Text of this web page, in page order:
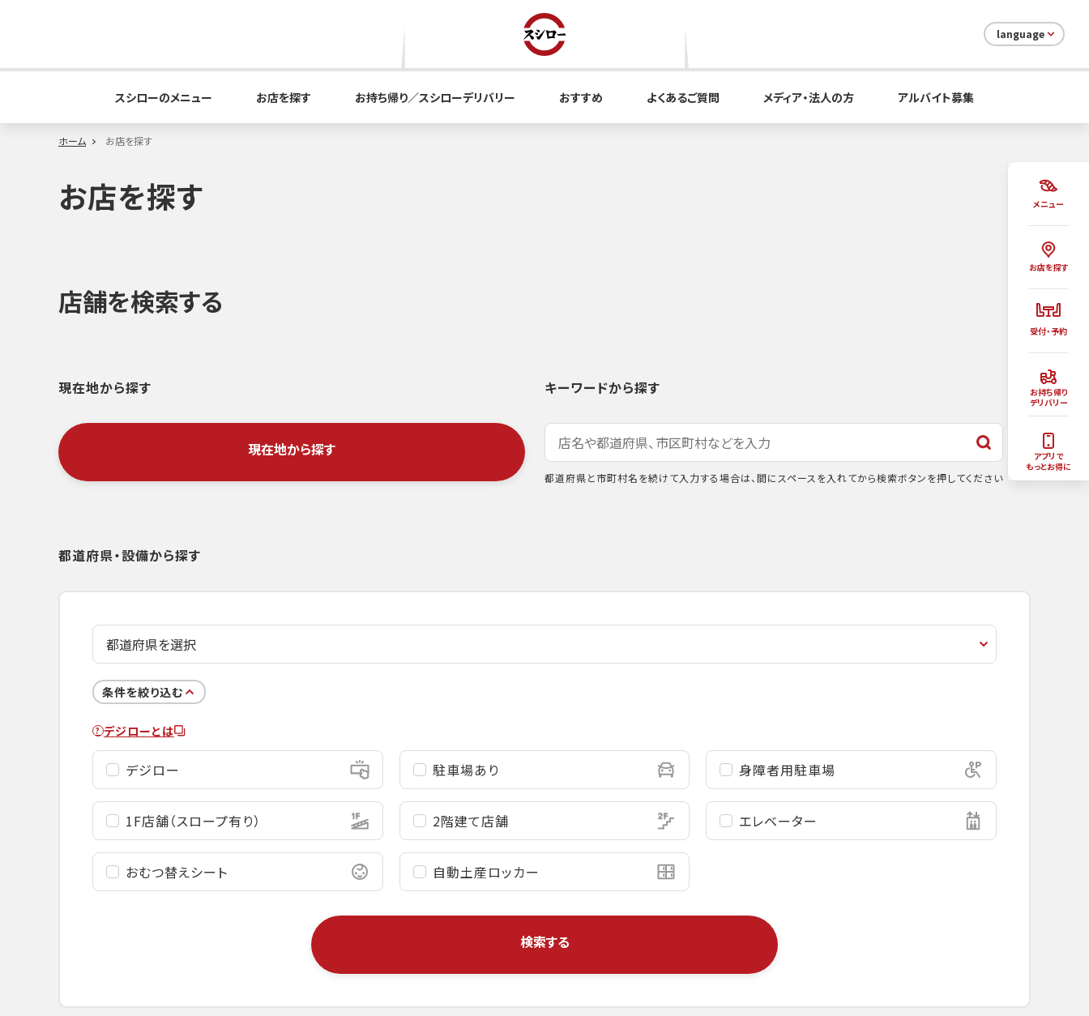
メニュー
お店を探す
受付・予約
お持ち帰り
デリバリー
アプリで
もっとお得に
language
スシローのメニュー お店を探す お持ち帰り／スシローデリバリー おすすめ よくあるご質問 メディア・法人の方 アルバイト募集
ホーム お店を探す
お店を探す
店舗を検索する
現在地から探す
現在地から探す
キーワードから探す
都道府県と市町村名を続けて入力する場合は、間にスペースを入れてから検索ボタンを押してください
都道府県・設備から探す
条件を絞り込む
デジローとは
デジロー 駐車場あり 身障者用駐車場
1F店舗（スロープ有り） 2階建て店舗 エレベーター
おむつ替えシート 自動土産ロッカー
検索する